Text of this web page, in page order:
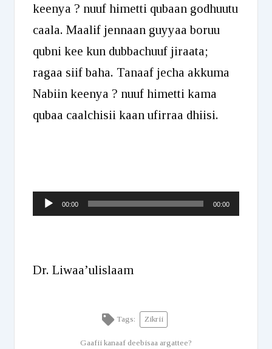
keenya ? nuuf himetti qubaan godhuutu
caala. Maalif jennaan guyyaa boruu
qubni kee kun dubbachuuf jiraata;
ragaa siif baha. Tanaaf jecha akkuma
Nabiin keenya ? nuuf himetti kama
qubaa caalchisii kaan ufirraa dhiisi.
Audio00:00 00:00
Dr. Liwaa’ulislaam
Tags: Zikrii
Gaafii kanaaf deebisaa argattee?